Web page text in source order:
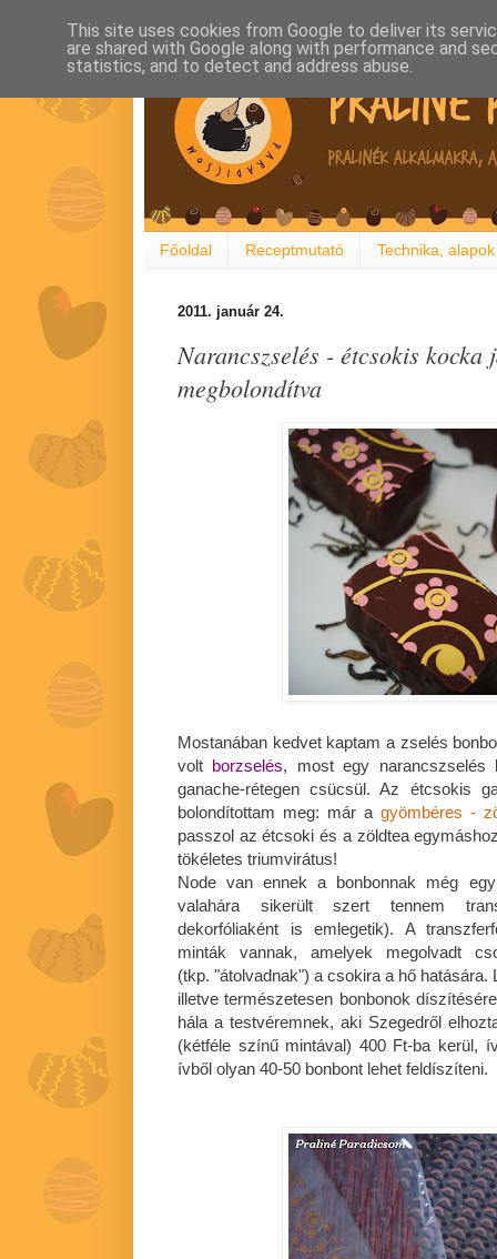
Főoldal Receptmutató Technika, alapok
2011. január 24.
Narancszselés - étcsokis kocka
megbolondítva
Mostanában kedvet kaptam a zselés
volt borzselés, most egy narancszselés
ganache-rétegen csücsül. Az étcsokis
bolondítottam meg: már a gyömbéres -
passzol az étcsoki és a zöldtea
tökéletes triumvirátus!
Node van ennek a bonbonnak még
valahára sikerült szert tennem
dekorfóliaként is emlegetik). A
minták vannak, amelyek megolvadt
(tkp. "átolvadnak") a csokira a hő
illetve természetesen bonbonok
hála a testvéremnek, aki Szegedről
(kétféle színű mintával) 400 Ft-ba kerül,
ívből olyan 40-50 bonbont lehet feldíszíteni.
This site uses cookies from Google to deliver its
are shared with Google along with performance and
statistics, and to detect and address abuse.